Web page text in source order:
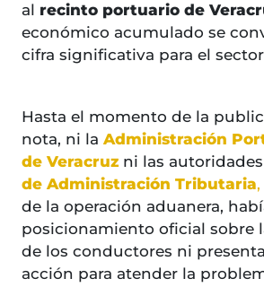
al recinto portuario de
económico acumulado se
cifra significativa para el
Hasta el momento de la
nota, ni la Administración
de Veracruz ni las
de Administración Tributaria,
de la operación aduanera,
posicionamiento oficial sobre
de los conductores ni
acción para atender la